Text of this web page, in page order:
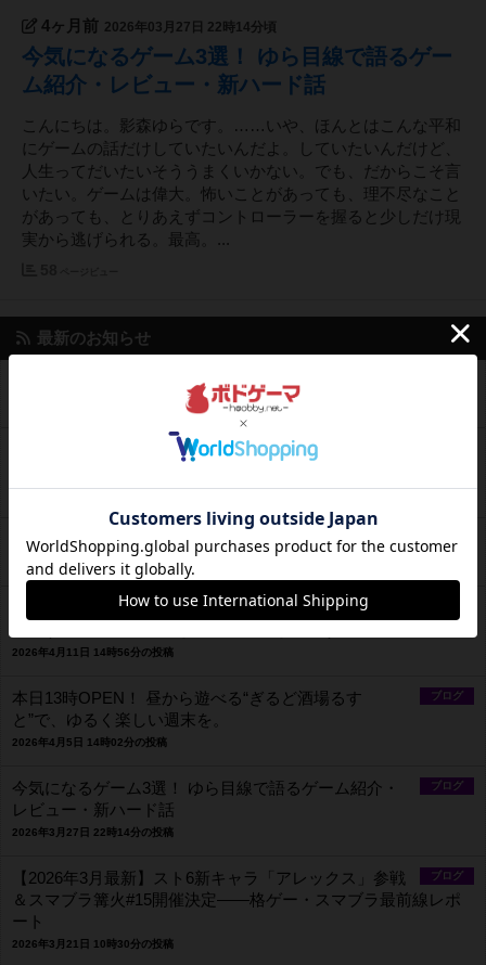
4ヶ月前 2026年03月27日 22時14分頃
今気になるゲーム3選！ ゆら目線で語るゲー
ム紹介・レビュー・新ハード話
こんにちは。影森ゆらです。……いや、ほんとはこんな平和
にゲームの話だけしていたいんだよ。していたいんだけど、
人生ってだいたいそううまくいかない。でも、だからこそ言
いたい。ゲームは偉大。怖いことがあっても、理不尽なこと
があっても、とりあえずコントローラーを握ると少しだけ現
実から逃げられる。最高。...
最新のお知らせ
🌴✨るすと夏のシーシャ初体験キャンペーン✨🌴
【本日開催】 本日、ギルド酒場るすとにて スト6・ス
なろう・カクヨム作品20000万PV突破
2026年5月8日 20時33分の投稿
本日13時OPEN！ 昼から遊べるゲームバー「ギルド酒
2026年4月11日 14時56分の投稿
ブログ
本日13時OPEN！ 昼から遊べる“ぎるど酒場るす
と”で、ゆるく楽しい週末を。
2026年4月5日 14時02分の投稿
ブログ
今気になるゲーム3選！ ゆら目線で語るゲーム紹介・
レビュー・新ハード話
2026年3月27日 22時14分の投稿
ブログ
【2026年3月最新】スト6新キャラ「アレックス」参戦
＆スマブラ篝火#15開催決定――格ゲー・スマブラ最前線レポ
ート
2026年3月21日 10時30分の投稿